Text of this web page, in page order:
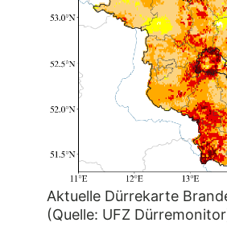
Aktuelle Dürrekarte
(Quelle: UFZ